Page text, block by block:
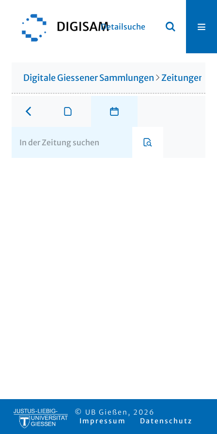
Detailsuche
Digitale Giessener Sammlungen Zeitungen
© UB Gießen, 2026
Impressum
Datenschutz